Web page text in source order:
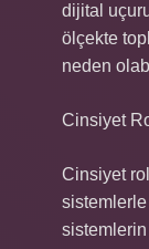
dijital
ölçekte
neden
Cinsiyet
Cinsiyet
sistemlerle
sistemlerin